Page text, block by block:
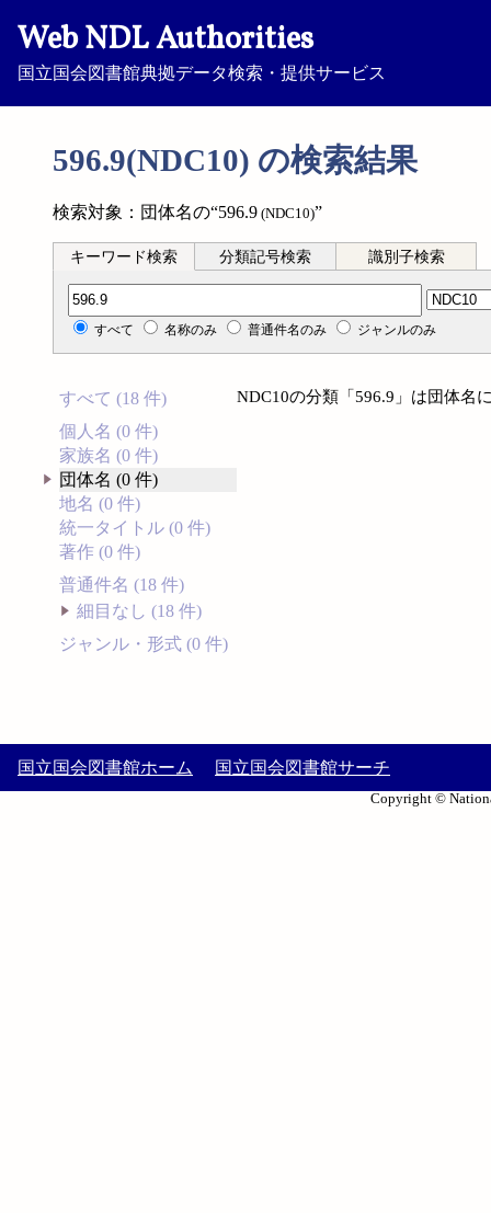
Web NDL Authorities
国立国会図書館典拠データ検索・提供サービス
596.9(NDC10) の検索結果
検索対象：団体名の“596.9 (NDC10)”
キーワード検索 分類記号検索 識別子検索
分類記号検索
すべて 名称のみ 普通件名のみ ジャンルのみ
すべて (18 件)
個人名 (0 件)
家族名 (0 件)
団体名 (0 件)
地名 (0 件)
統一タイトル (0 件)
著作 (0 件)
普通件名 (18 件)
細目なし (18 件)
ジャンル・形式 (0 件)
NDC10の分類「596.9」は団体名
国立国会図書館ホーム 国立国会図書館サーチ
Copyright ©